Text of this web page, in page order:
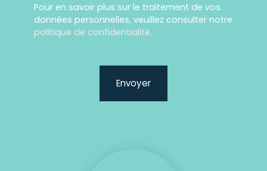
Pour en savoir plus sur le traitement de vos
données personnelles, veuillez consulter notre
politique de confidentialité.
Envoyer